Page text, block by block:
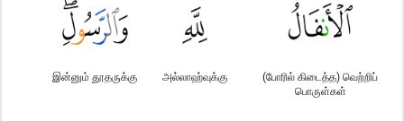
(போரில் கிடைத்த) வெற்றிப்
பொருள்கள்
அல்லாஹ்வுக்கு
இன்னும் தூதருக்கு